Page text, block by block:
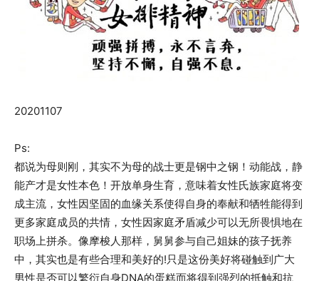
20201107
Ps:
都说为母则刚，其实不为母的战士更是钢中之钢！动能战，静
能产才是女性本色！开放单身生育，意味着女性氏族家庭将变
成主流，女性因坚固的血缘关系使得自身的奉献和牺牲能得到
更多家庭成员的共情，女性因家庭矛盾减少可以无所畏惧地在
职场上拼杀。像摩梭人那样，舅舅参与自己姐妹的孩子抚养
中，其实也是有些合理和美好的!只是这份美好将碰触到广大
男性是否可以繁衍自身DNA的蛋糕而将得到强烈的抵触和抗